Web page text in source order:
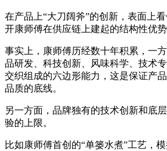
在产品上“大刀阔斧”的创新，表面上
开康师傅在供应链上建起的结构性优势
事实上，康师傅历经数十年积累，一
品研发、科技创新、风味科学、技术
交织组成的六边形能力，这是保证产
品质的底线。
另一方面，品牌独有的技术创新和底
验的上限。
比如康师傅首创的“单篓水煮”工艺，